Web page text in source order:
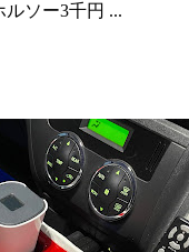
ルソー3千円 ...